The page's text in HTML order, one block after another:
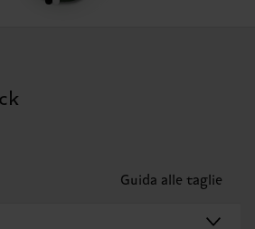
Guida alle taglie